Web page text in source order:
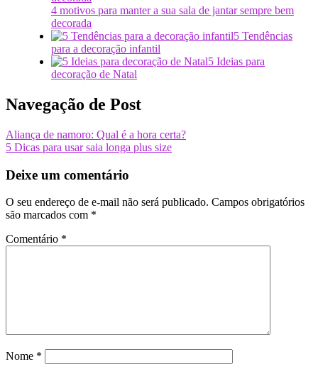
4 motivos para manter a sua sala de jantar sempre bem
decorada
5 Tendências
para a decoração infantil
5 Ideias para
decoração de Natal
Navegação de Post
Aliança de namoro: Qual é a hora certa?
5 Dicas para usar saia longa plus size
Deixe um comentário
O seu endereço de e-mail não será publicado. Campos obrigatórios
são marcados com *
Comentário *
Nome *